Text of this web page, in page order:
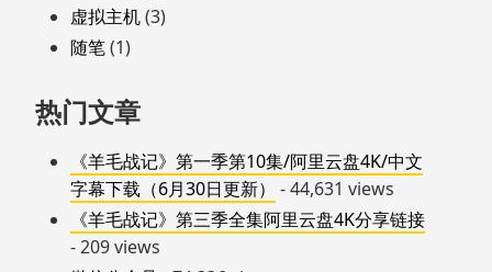
虚拟主机(3)
随笔(1)
热门文章
《羊毛战记》第一季第10集/阿里云盘4K/中文
字幕下载（6月30日更新）
- 44,631 views
《羊毛战记》第三季全集阿里云盘4K分享链接
- 209 views